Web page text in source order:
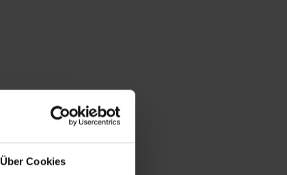
Über Cookies